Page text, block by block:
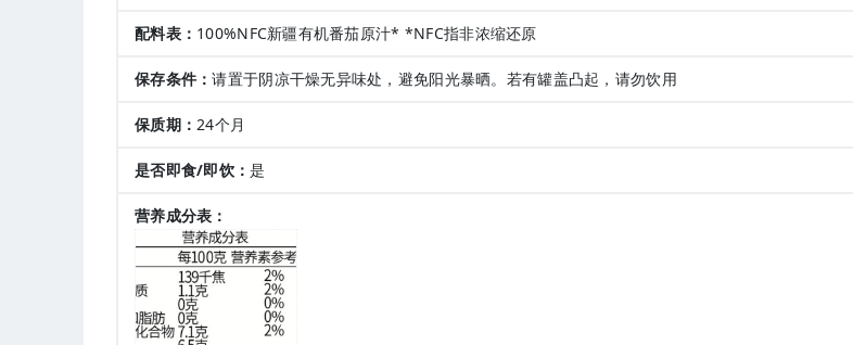
配料表： 100%NFC新疆有机番茄原汁* *NFC指非浓缩还原
保存条件：请置于阴凉干燥无异味处，避免阳光暴晒。若有罐盖凸起，请勿饮用
保质期：24个月
是否即食/即饮：是
营养成分表：